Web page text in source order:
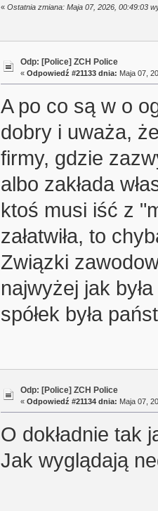
« Ostatnia zmiana: Maja 07, 2026, 00:49:03
Odp: [Police] ZCH Police
« Odpowiedź #21133 dnia: Maja 07,
A po co są w o
dobry i uważa,
firmy, gdzie
albo zakłada
ktoś musi iść z
załatwiła, to
Związki
najwyżej jak
spółek była
Odp: [Police] ZCH Police
« Odpowiedź #21134 dnia: Maja 07,
O dokładnie tak
Jak wyglądają